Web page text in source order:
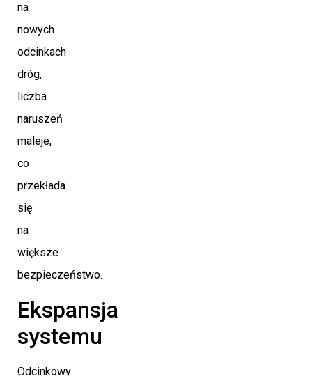
na
nowych
odcinkach
dróg,
liczba
naruszeń
maleje,
co
przekłada
się
na
większe
bezpieczeństwo.
Ekspansja
systemu
Odcinkowy